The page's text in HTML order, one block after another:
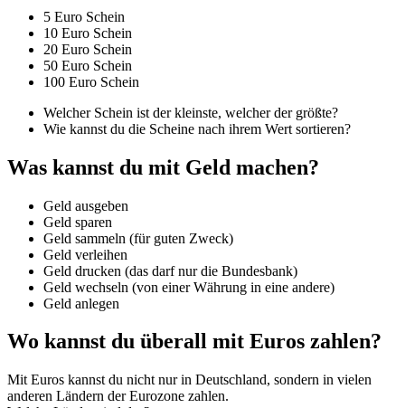
5 Euro Schein
10 Euro Schein
20 Euro Schein
50 Euro Schein
100 Euro Schein
Welcher Schein ist der kleinste, welcher der größte?
Wie kannst du die Scheine nach ihrem Wert sortieren?
Was kannst du mit Geld machen?
Geld ausgeben
Geld sparen
Geld sammeln (für guten Zweck)
Geld verleihen
Geld drucken (das darf nur die Bundesbank)
Geld wechseln (von einer Währung in eine andere)
Geld anlegen
Wo kannst du überall mit Euros zahlen?
Mit Euros kannst du nicht nur in Deutschland, sondern in vielen
anderen Ländern der Eurozone zahlen.